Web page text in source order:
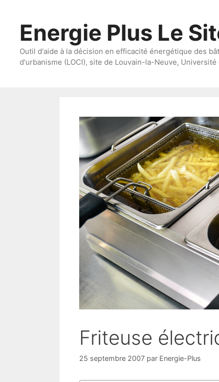
contenuEnergie Plus Le
Outil d'aide à la décision en efficacité énergétique des
d'urbanisme (LOCI), site de Louvain-la-Neuve,
Friteuse
25 septembre 2007 par Energie-Plus